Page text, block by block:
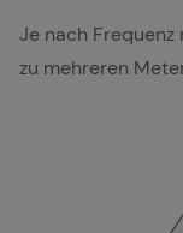
Je nach
zu mehreren